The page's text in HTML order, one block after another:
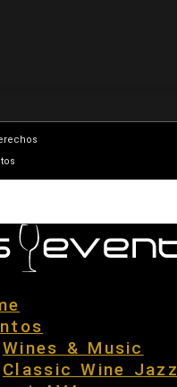
Wines & Music
Classic Wine Jazz